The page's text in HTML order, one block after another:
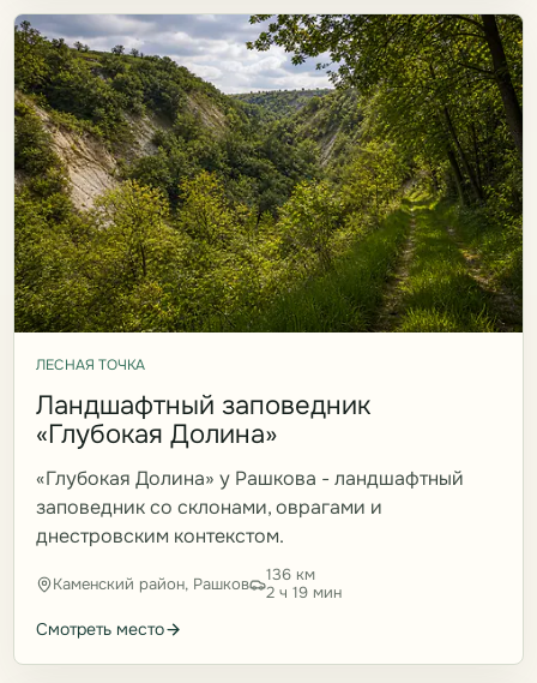
ЛЕСНАЯ ТОЧКА
Ландшафтный заповедник
«Глубокая Долина»
«Глубокая Долина» у Рашкова - ландшафтный
заповедник со склонами, оврагами и
днестровским контекстом.
Каменский район, Рашков
136 км
2 ч 19 мин
Смотреть место